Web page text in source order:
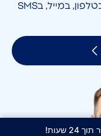
אני מאשר/ת קבלת חומר פרסומי בטלפון, במייל, בSMS